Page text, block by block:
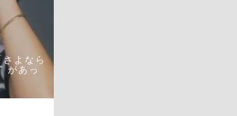
よなら
があっ